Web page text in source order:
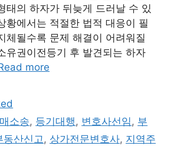
태의 하자가 뒤늦게 드러날 수 있
황에서는 적절한 법적 대응이 필
체될수록 문제 해결이 어려워질
유권이전등기 후 발견되는 하자
more
소송, 등기대행 , 변호사선임 , 부
동산신고 , 상가전문변호사, 지역주